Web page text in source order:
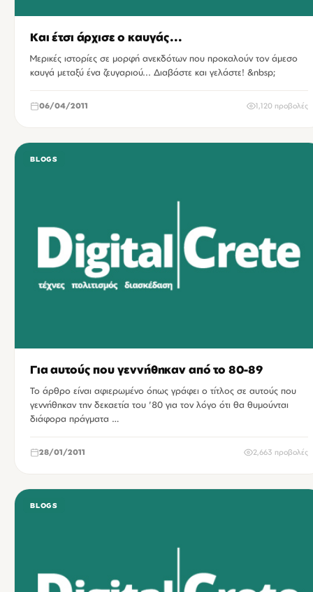
Και έτσι άρχισε ο καυγάς...
Μερικές ιστορίες σε μορφή ανεκδότων που προκαλούν τον άμεσο
καυγά μεταξύ ένα ζευγαριού... Διαβάστε και γελάστε! &nbsp;
06/04/2011 1,120 προβολές
BLOGS
Για αυτούς που γεννήθηκαν από το 80-89
Το άρθρο είναι αφιερωμένο όπως γράφει ο τίτλος σε αυτούς που
γεννήθηκαν την δεκαετία του '80 για τον λόγο ότι θα θυμούνται
διάφορα πράγματα …
28/01/2011 2,663 προβολές
BLOGS